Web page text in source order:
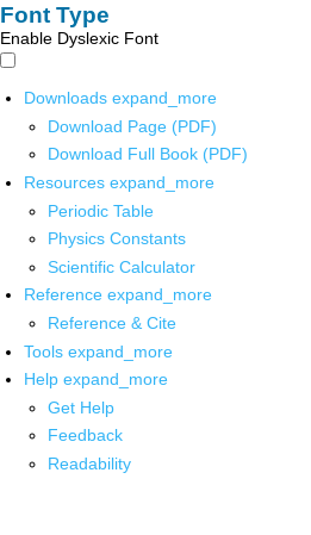
Font Type
Enable Dyslexic Font
Downloads expand_more
Download Page (PDF)
Download Full Book (PDF)
Resources expand_more
Periodic Table
Physics Constants
Scientific Calculator
Reference expand_more
Reference & Cite
Tools expand_more
Help expand_more
Get Help
Feedback
Readability